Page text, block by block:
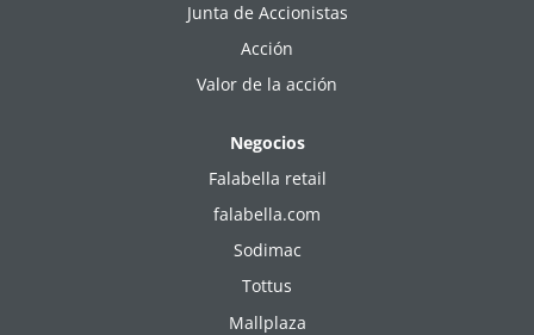
Junta de Accionistas
Acción
Valor de la acción
Negocios
Falabella retail
falabella.com
Sodimac
Tottus
Mallplaza